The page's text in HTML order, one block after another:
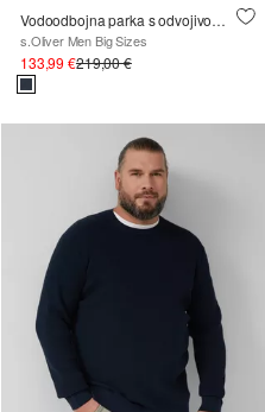
Vodoodbojna parka s odvojivom kapuljačom i podstavom od umjetnog krzna
s.Oliver Men Big Sizes
133,99 €219,00 €